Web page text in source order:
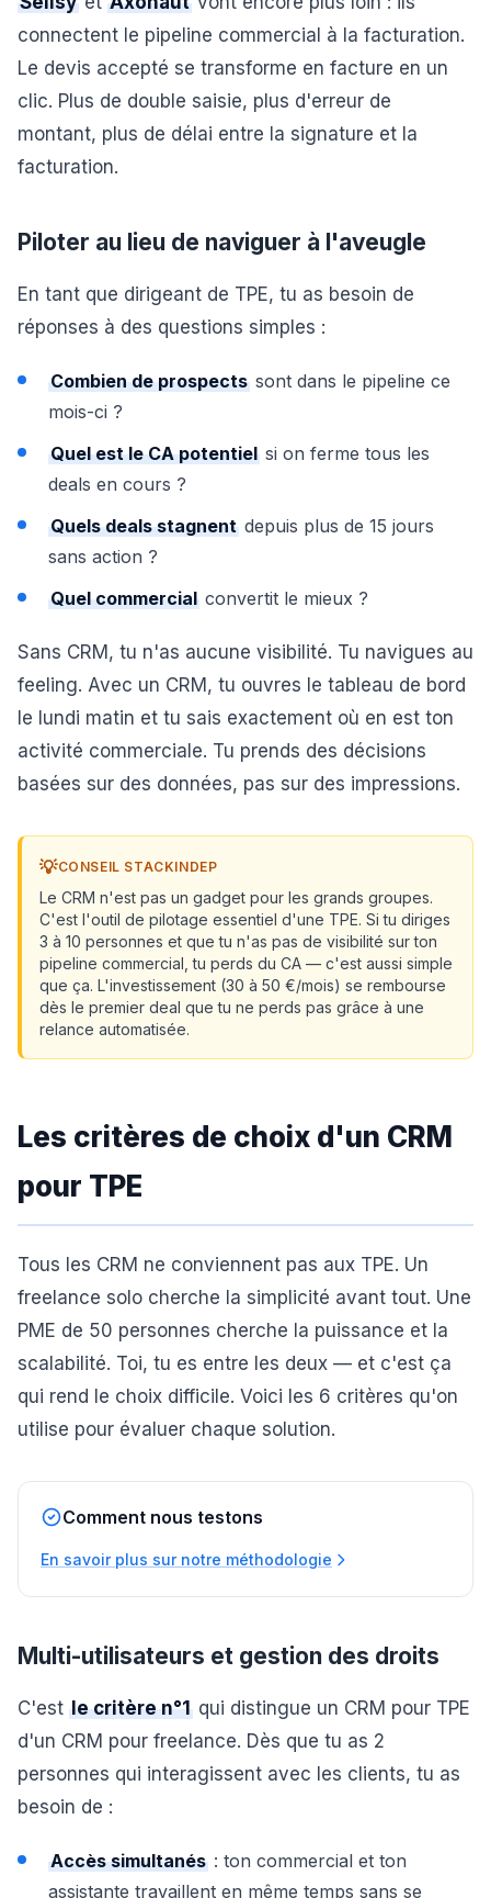
connectent le pipeline commercial à la facturation.
Le devis accepté se transforme en facture en un
clic. Plus de double saisie, plus d'erreur de
montant, plus de délai entre la signature et la
facturation.
Piloter au lieu de naviguer à l'aveugle
En tant que dirigeant de TPE, tu as besoin de
réponses à des questions simples :
Combien de prospects sont dans le pipeline ce
mois-ci ?
Quel est le CA potentiel si on ferme tous les
deals en cours ?
Quels deals stagnent depuis plus de 15 jours
sans action ?
Quel commercial convertit le mieux ?
Sans CRM, tu n'as aucune visibilité. Tu navigues au
feeling. Avec un CRM, tu ouvres le tableau de bord
le lundi matin et tu sais exactement où en est ton
activité commerciale. Tu prends des décisions
basées sur des données, pas sur des impressions.
💡CONSEIL STACKINDEP
Le CRM n'est pas un gadget pour les grands groupes.
C'est l'outil de pilotage essentiel d'une TPE. Si tu diriges
3 à 10 personnes et que tu n'as pas de visibilité sur ton
pipeline commercial, tu perds du CA — c'est aussi simple
que ça. L'investissement (30 à 50 €/mois) se rembourse
dès le premier deal que tu ne perds pas grâce à une
relance automatisée.
Les critères de choix d'un CRM
pour TPE
Tous les CRM ne conviennent pas aux TPE. Un
freelance solo cherche la simplicité avant tout. Une
PME de 50 personnes cherche la puissance et la
scalabilité. Toi, tu es entre les deux — et c'est ça
qui rend le choix difficile. Voici les 6 critères qu'on
utilise pour évaluer chaque solution.
Comment nous testons
En savoir plus sur notre méthodologie
Multi-utilisateurs et gestion des droits
C'est le critère n°1 qui distingue un CRM pour TPE
d'un CRM pour freelance. Dès que tu as 2
personnes qui interagissent avec les clients, tu as
besoin de :
Accès simultanés : ton commercial et ton
assistante travaillent en même temps sans se